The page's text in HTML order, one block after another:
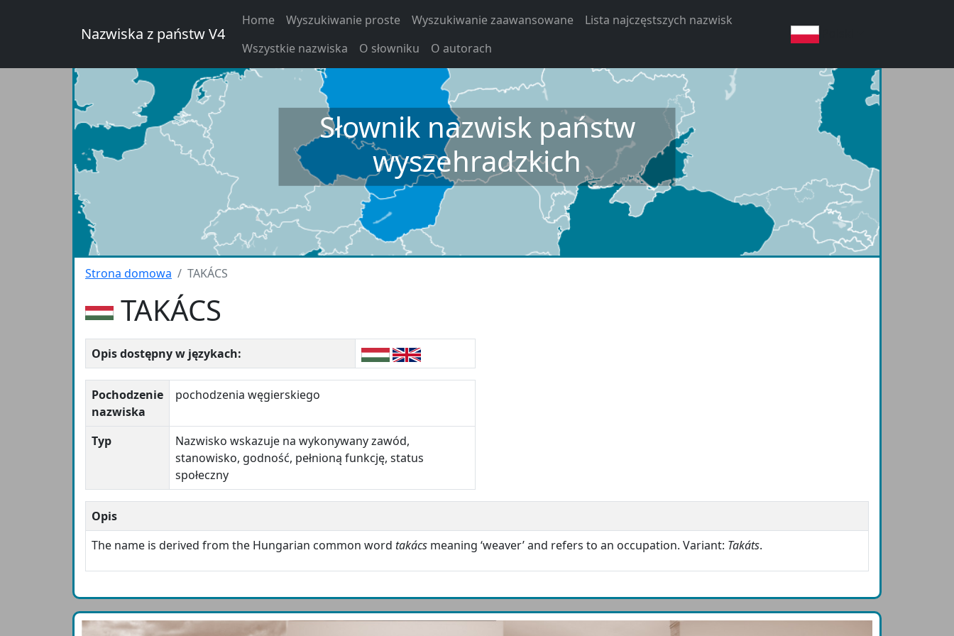
Nazwiska z państw V4
Home Wyszukiwanie proste Wyszukiwanie zaawansowane
Lista najczęstszych nazwisk
Wszystkie nazwiska
O słowniku O autorach
Słownik nazwisk państw
wyszehradzkich
Strona domowa TAKÁCS
TAKÁCS
Opis dostępny w językach:
Pochodzenie
nazwiska
pochodzenia węgierskiego
Typ
Nazwisko wskazuje na wykonywany zawód,
stanowisko, godność, pełnioną funkcję, status
społeczny
Opis
The name is derived from the Hungarian common word takács meaning ‘weaver’ and refers to an occupation. Variant: Takáts.